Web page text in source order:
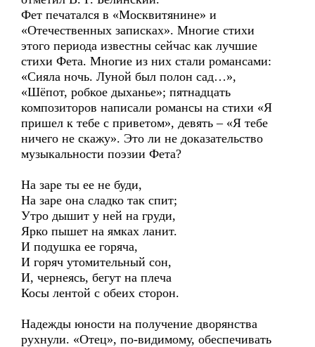
Фет печатался в «Москвитянине» и
«Отечественных записках». Многие стихи
этого периода известны сейчас как лучшие
стихи Фета. Многие из них стали романсами:
«Сияла ночь. Луной был полон сад…»,
«Шёпот, робкое дыханье»; пятнадцать
композиторов написали романсы на стихи «Я
пришел к тебе с приветом», девять – «Я тебе
ничего не скажу». Это ли не доказательство
музыкальности поэзии Фета?
На заре ты ее не буди,
На заре она сладко так спит;
Утро дышит у ней на груди,
Ярко пышет на ямках ланит.
И подушка ее горяча,
И горяч утомительный сон,
И, чернеясь, бегут на плеча
Косы лентой с обеих сторон.
Надежды юности на получение дворянства
рухнули. «Отец», по-видимому, обеспечивать